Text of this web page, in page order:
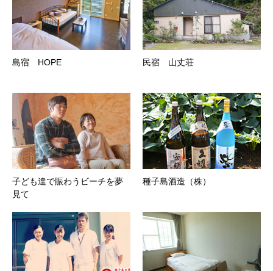
島宿 HOPE 民宿 山丈荘
子ども達で賑わうビーチを夢
見て
種子島酒造（株）